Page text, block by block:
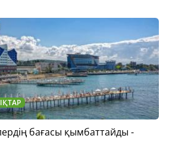
бағасы қымбаттайды -